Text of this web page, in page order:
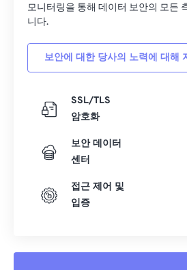
모니터링을 통해 데이터 보안의 모든
니다.
보안에 대한 당사의 노력에 대해
SSL/TLS
암호화
보안 데이터
센터
접근 제어 및
입증